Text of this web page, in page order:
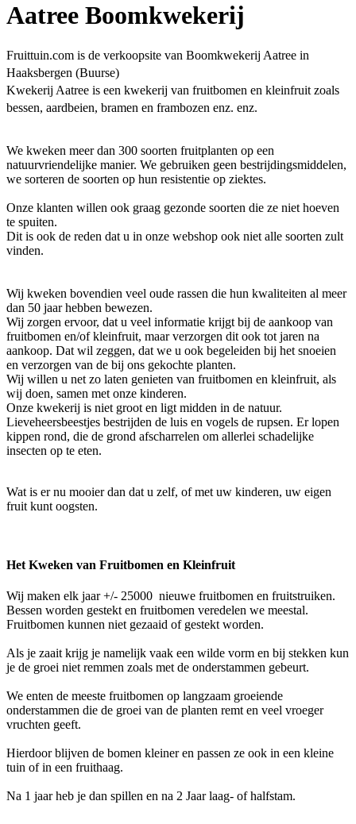
Aatree Boomkwekerij
Fruittuin.com is de verkoopsite van Boomkwekerij Aatree in
Haaksbergen (Buurse)
Kwekerij Aatree is een kwekerij van fruitbomen en kleinfruit zoals
bessen, aardbeien, bramen en frambozen enz. enz.
We kweken meer dan 300 soorten fruitplanten op een
natuurvriendelijke manier. We gebruiken geen bestrijdingsmiddelen,
we sorteren de soorten op hun resistentie op ziektes.
Onze klanten willen ook graag gezonde soorten die ze niet hoeven
te spuiten.
Dit is ook de reden dat u in onze webshop ook niet alle soorten zult
vinden.
Wij kweken bovendien veel oude rassen die hun kwaliteiten al meer
dan 50 jaar hebben bewezen.
Wij zorgen ervoor, dat u veel informatie krijgt bij de aankoop van
fruitbomen en/of kleinfruit, maar verzorgen dit ook tot jaren na
aankoop. Dat wil zeggen, dat we u ook begeleiden bij het snoeien
en verzorgen van de bij ons gekochte planten.
Wij willen u net zo laten genieten van fruitbomen en kleinfruit, als
wij doen, samen met onze kinderen.
Onze kwekerij is niet groot en ligt midden in de natuur.
Lieveheersbeestjes bestrijden de luis en vogels de rupsen. Er lopen
kippen rond, die de grond afscharrelen om allerlei schadelijke
insecten op te eten.
Wat is er nu mooier dan dat u zelf, of met uw kinderen, uw eigen
fruit kunt oogsten.
Het Kweken van Fruitbomen en Kleinfruit
Wij maken elk jaar +/- 25000 nieuwe fruitbomen en fruitstruiken.
Bessen worden gestekt en fruitbomen veredelen we meestal.
Fruitbomen kunnen niet gezaaid of gestekt worden.
Als je zaait krijg je namelijk vaak een wilde vorm en bij stekken kun
je de groei niet remmen zoals met de onderstammen gebeurt.
We enten de meeste fruitbomen op langzaam groeiende
onderstammen die de groei van de planten remt en veel vroeger
vruchten geeft.
Hierdoor blijven de bomen kleiner en passen ze ook in een kleine
tuin of in een fruithaag.
Na 1 jaar heb je dan spillen en na 2 Jaar laag- of halfstam.